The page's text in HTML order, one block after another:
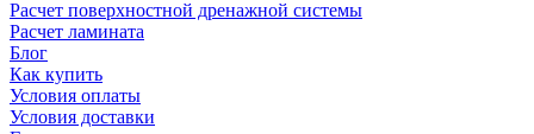
Расчет поверхностной дренажной системы
Расчет ламината
Блог
Как купить
Условия оплаты
Условия доставки